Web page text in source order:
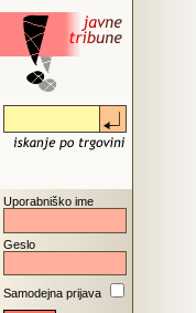
Uporabniško ime
Geslo
Samodejna prijava